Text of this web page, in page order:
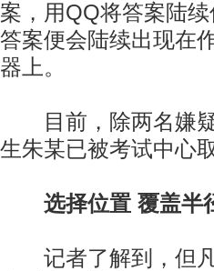
案，用QQ将答案陆
答案便会陆续出现在
器上。
目前，除两名嫌疑
生朱某已被考试中心
选择位置 覆盖半
记者了解到，但凡